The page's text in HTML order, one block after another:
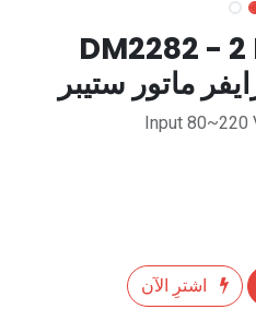
DM2282 -
Input 80~220
اشترِ الآن